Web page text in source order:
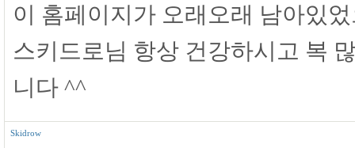
이 홈페이지가 오래오래 남아있
스키드로님 항상 건강하시고 복
니다 ^^
Skidrow